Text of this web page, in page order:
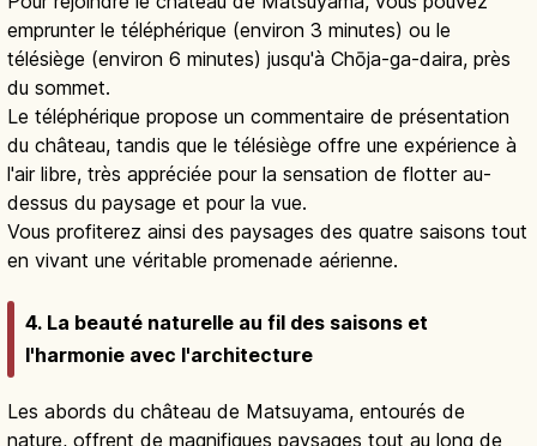
emprunter le téléphérique (environ 3 minutes) ou le
télésiège (environ 6 minutes) jusqu'à Chōja-ga-daira, près
du sommet.
Le téléphérique propose un commentaire de présentation
du château, tandis que le télésiège offre une expérience à
l'air libre, très appréciée pour la sensation de flotter au-
dessus du paysage et pour la vue.
Vous profiterez ainsi des paysages des quatre saisons tout
en vivant une véritable promenade aérienne.
4. La beauté naturelle au fil des saisons et
l'harmonie avec l'architecture
Les abords du château de Matsuyama, entourés de
nature, offrent de magnifiques paysages tout au long de